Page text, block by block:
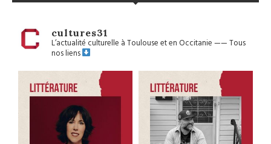
cultures31
L’actualité culturelle à Toulouse et en Occitanie——Tous
nos liens